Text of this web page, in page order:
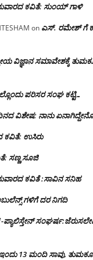
ಕವಿತೆ: ಸುಂಯ್ ಗಾಳಿ
on ಎಸ್. ರಮೇಶ್ ಗೆ
ವಿಜ್ಞಾನ ಸಮಾವೇಶಕ್ಕೆ‌
ಪರಿಸರ ಸಂಘ ಕಟ್ಟಿ…
ವಿಶೇಷ: ನಾನು
ಕವಿತೆ: ಉಸಿರು
ಸಣ್ಣ ಸೂಜಿ
ಕವಿತೆ :ಸಾವಿನ ಸನಿಹ
ಗಳಿಗೆ ದರ ನಿಗದಿ
-ಪ್ಯಾಲಿಸ್ತೇನ್
13 ಮಂದಿ ಸಾವು,